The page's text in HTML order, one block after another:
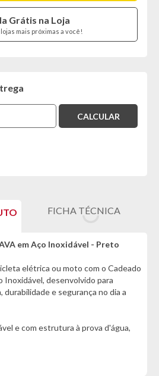
Grátis na Loja
mais próximas a você!
FICHA TÉCNICA
em Aço Inoxidável - Preto
elétrica ou moto com o Cadeado
Inoxidável, desenvolvido para
e segurança no dia a
e com estrutura à prova d'água,
evita riscos no quadro ou na